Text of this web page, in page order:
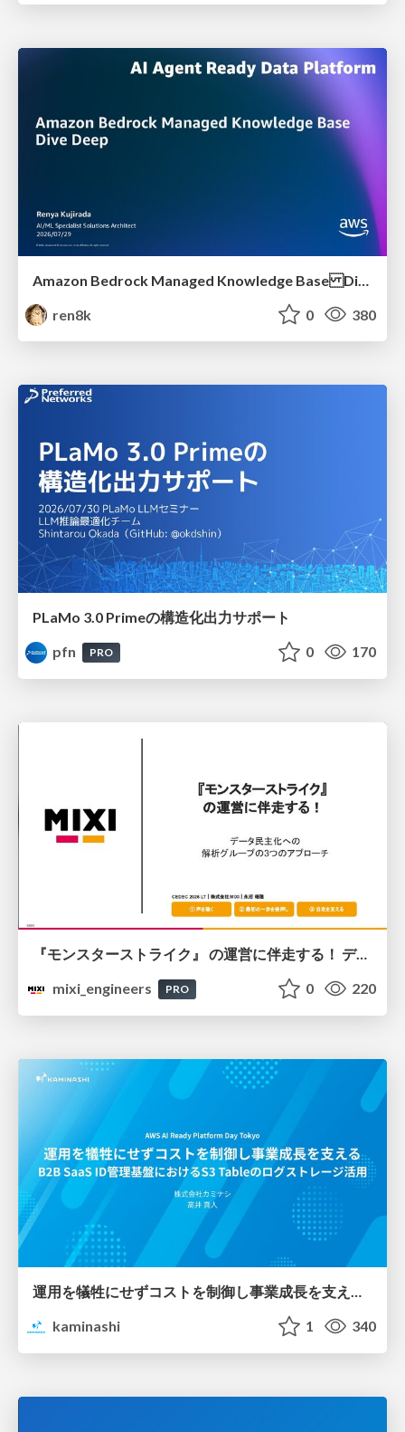
ren8k
0 380
PLaMo 3.0 Primeの構造化出力サポート
pfn
PRO 0 170
『モンスターストライク』 の運営に伴走する！ データ民主化への 解析グループの3つのアプローチ
mixi_engineers
PRO 0 220
kaminashi
1 340